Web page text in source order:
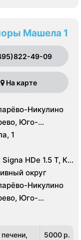
Машела 1
49-09
На карте
Никулино
Юго-
1
HDe 1.5 T, КТ
64
Acuson
округ
Никулино
Юго-
5000 p.